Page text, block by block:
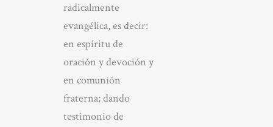
radicalmente
evangélica, es decir:
en espíritu de
oración y devoción y
en comunión
fraterna; dando
testimonio de